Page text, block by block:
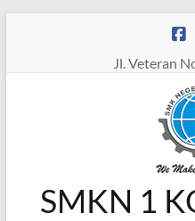
Jl. Veteran
SMKN 1